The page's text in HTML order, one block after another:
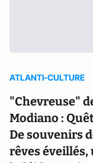
ATLANTI-CULTURE
"Chevreuse"
Modiano :
De souvenirs
rêves